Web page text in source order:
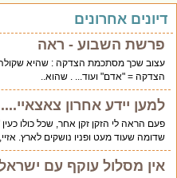
אחרונים
פרשת השבוע - ראה
עצוב שכך מסתכמת הצדקה : שהיא שקולה
הצדקה = "אדם" ועוד... . שהוא..
למען יידע אחרון צאצאיי.....
פעם הראה לי הזקן זקן אחר, שכל כולו כעין
שדומה שעוד מעט ופניו נושקים לארץ.
אין מסלול עוקף עם ישראל